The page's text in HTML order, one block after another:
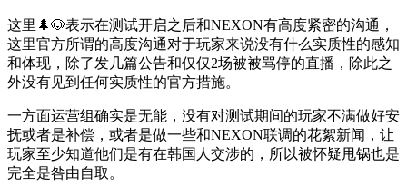
这里🌲🐶表示在测试开启之后和NEXON有高度紧密的沟通，
这里官方所谓的高度沟通对于玩家来说没有什么实质性的感知
和体现，除了发几篇公告和仅仅2场被被骂停的直播，除此之
外没有见到任何实质性的官方措施。
一方面运营组确实是无能，没有对测试期间的玩家不满做好安
抚或者是补偿，或者是做一些和NEXON联调的花絮新闻，让
玩家至少知道他们是有在韩国人交涉的，所以被怀疑甩锅也是
完全是咎由自取。